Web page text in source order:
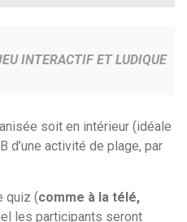
INTERACTIF ET LUDIQUE
soit en intérieur (idéale
d’une activité de plage, par
quiz (comme à la télé,
les participants seront